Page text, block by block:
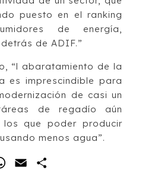
puesto en el ranking
de energía,
de ADIF.”
“l abaratamiento de la
es imprescindible para
de casi un
de regadío aún
los que poder producir
menos agua”.
WhatsApp
Email